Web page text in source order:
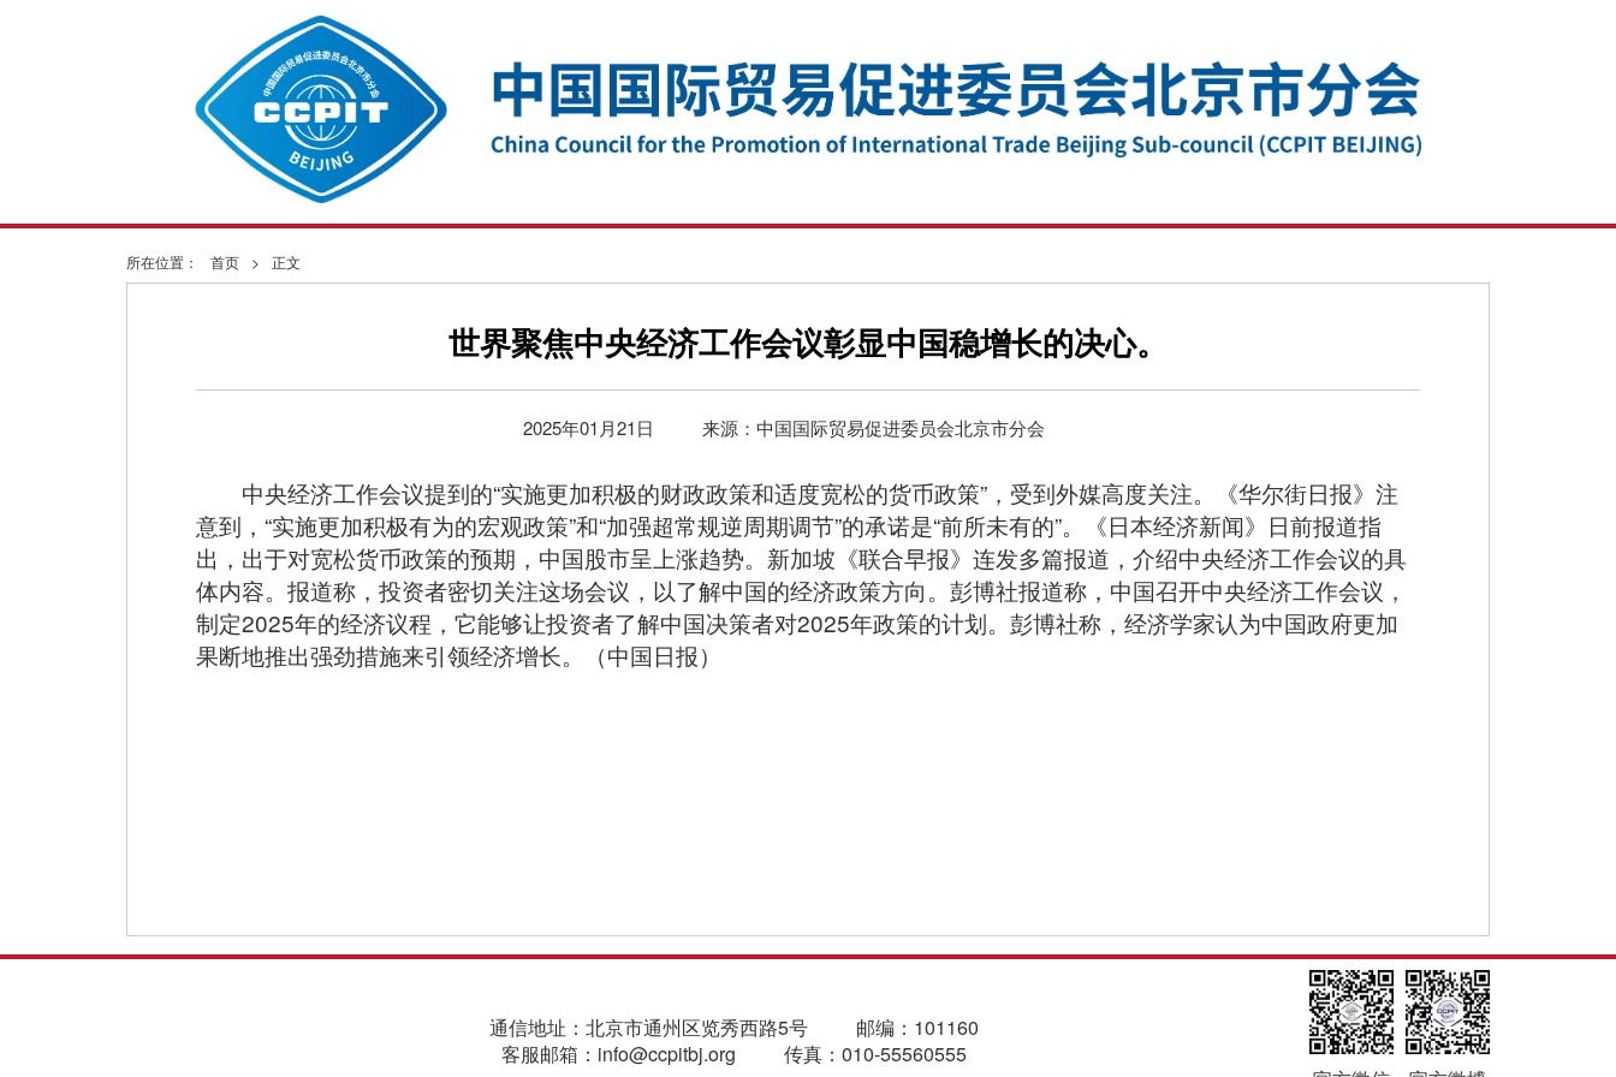
所在位置： 首页 > 正文
世界聚焦中央经济工作会议彰显中国稳增长的决心。
2025年01月21日 来源：中国国际贸易促进委员会北京市分会
中央经济工作会议提到的“实施更加积极的财政政策和适度宽松的货币政策”，受到外媒高度关注。《华尔街日报》注
意到，“实施更加积极有为的宏观政策”和“加强超常规逆周期调节”的承诺是“前所未有的”。《日本经济新闻》日前报道指
出，出于对宽松货币政策的预期，中国股市呈上涨趋势。新加坡《联合早报》连发多篇报道，介绍中央经济工作会议的具
体内容。报道称，投资者密切关注这场会议，以了解中国的经济政策方向。彭博社报道称，中国召开中央经济工作会议，
制定2025年的经济议程，它能够让投资者了解中国决策者对2025年政策的计划。彭博社称，经济学家认为中国政府更加
果断地推出强劲措施来引领经济增长。（中国日报）
通信地址：北京市通州区览秀西路5号
邮编：101160
客服邮箱：info@ccpitbj.org
传真：010-55560555